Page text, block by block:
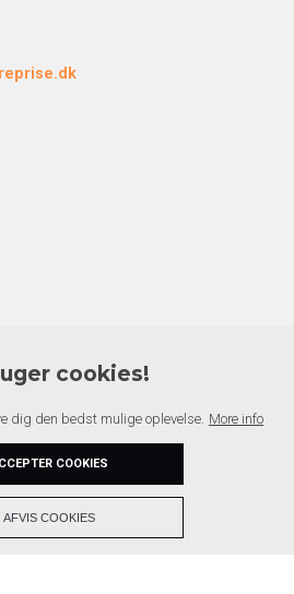
cookies!
dig den bedst mulige oplevelse. More info
COOKIES
AFVIS COOKIES